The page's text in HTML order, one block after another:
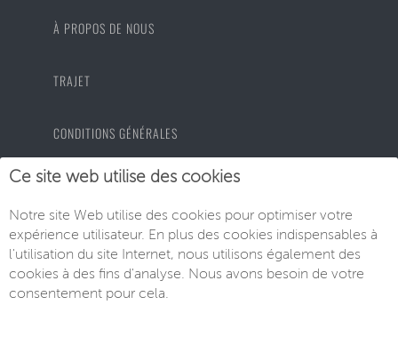
À PROPOS DE NOUS
TRAJET
CONDITIONS GÉNÉRALES
PROTECTION DES DONNÉES
MENTIONS LÉGALES
Ce site web utilise des cookies
Notre site Web utilise des cookies pour optimiser votre
expérience utilisateur. En plus des cookies indispensables à
l'utilisation du site Internet, nous utilisons également des
cookies à des fins d'analyse. Nous avons besoin de votre
consentement pour cela.